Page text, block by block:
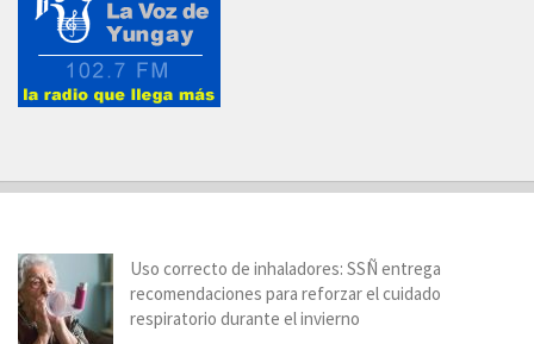
Uso correcto de inhaladores: SSÑ entrega
recomendaciones para reforzar el cuidado
respiratorio durante el invierno